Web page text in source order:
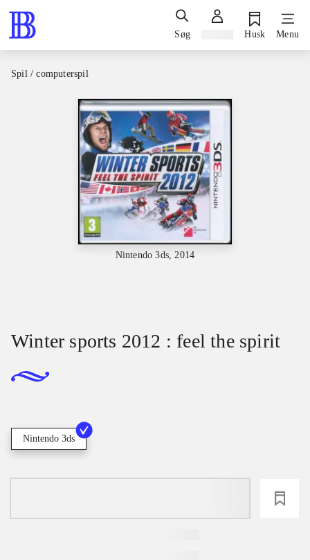
Søg Husk Menu
Spil / computerspil
Nintendo 3ds, 2014
Winter sports 2012 : feel the spirit
Nintendo 3ds